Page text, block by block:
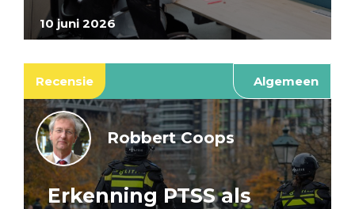
10 juni 2026
Recensie Algemeen
Robbert Coops
Erkenning PTSS als